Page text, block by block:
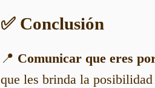
✅ Conclusión
📍 Comunicar que eres
que les brinda la